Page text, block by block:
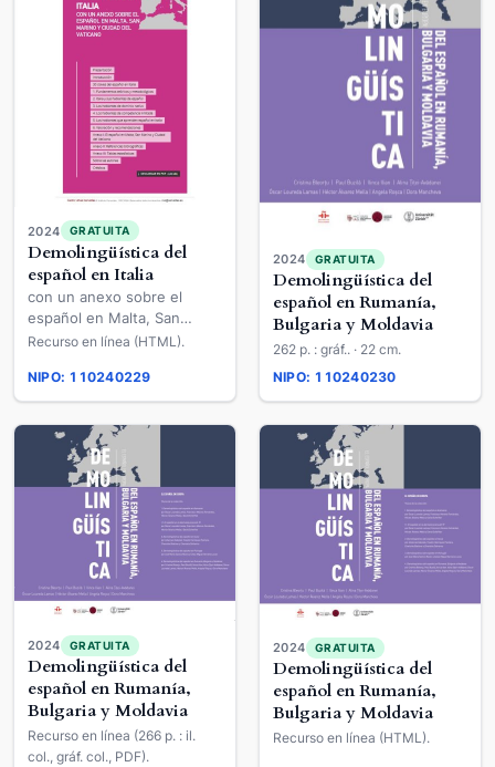
2024 GRATUITA
Demolingüística del
español en Italia
con un anexo sobre el
español en Malta, San
Marino y Ciudad del
Recurso en línea (HTML).
NIPO: 110240229
2024 GRATUITA
Demolingüística del
español en Rumanía,
Bulgaria y Moldavia
262 p. : gráf.. · 22 cm.
NIPO: 110240230
2024 GRATUITA
Demolingüística del
español en Rumanía,
Bulgaria y Moldavia
Recurso en línea (266 p. : il.
col., gráf. col., PDF).
2024 GRATUITA
Demolingüística del
español en Rumanía,
Bulgaria y Moldavia
Recurso en línea (HTML).